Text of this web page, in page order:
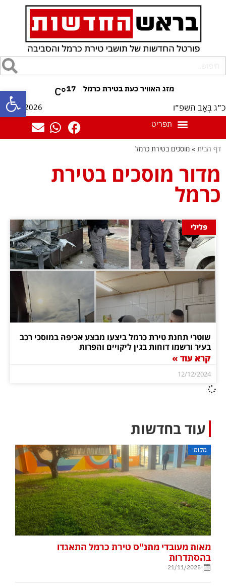
פתח 17
°C
כ״ג בְּאָב תשפ״ו 06/08/2026
דף הבית » מוסכים בטירת כרמל
מדור מוסכים בטירת
כרמל
פלילי
שוטרי תחנת טירת כרמל ביצעו מבצע אכיפה במוסכי רכב
בעיר ורשמו דוחות בגין ליקויים והפרות
קרא עוד »
12/12/2024
עוד בחדשות
מקומי
מאות מעובדי מתנ"ס טירת כרמל התאגדו
בהסתדרות
21/11/2025